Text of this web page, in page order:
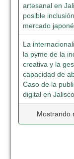
artesanal en
posible
mercado
La
la pyme de la
creativa y la
capacidad de
Caso de la
digital en Jalisco
Mostrando